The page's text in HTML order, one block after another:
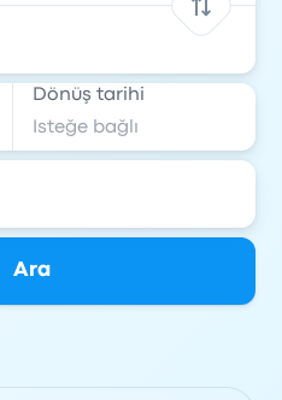
Dönüş tarihi
Ara